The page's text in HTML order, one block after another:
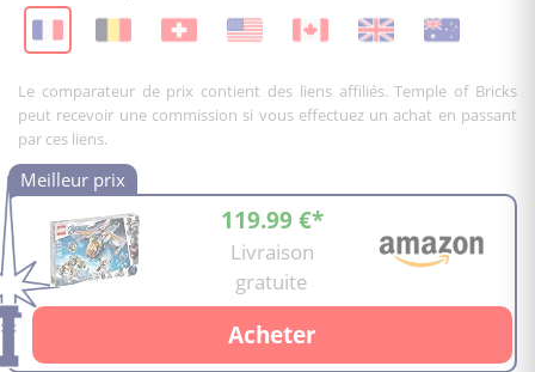
Le comparateur de prix contient des liens affiliés. Temple of Bricks
peut recevoir une commission si vous effectuez un achat en passant
par ces liens.
119.99 €*
Livraison
gratuite
Acheter